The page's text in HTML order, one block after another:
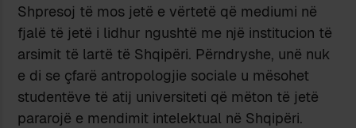
Shpresoj të mos jetë e vërtetë që mediumi në
fjalë të jetë i lidhur ngushtë me një institucion të
arsimit të lartë të Shqipëri. Përndryshe, unë nuk
e di se çfarë antropologjie sociale u mësohet
studentëve të atij universiteti që mëton të jetë
pararojë e mendimit intelektual në Shqipëri.